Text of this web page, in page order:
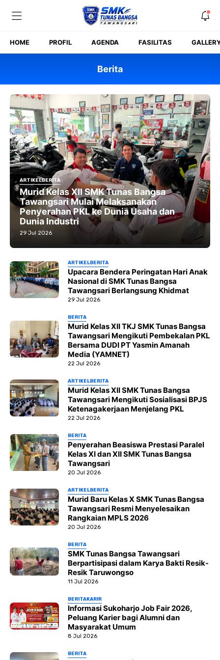
HOME PROFIL AGENDA FASILITAS
Berita
ARTIKELBERITA
Murid Kelas XII SMK Tunas Bangsa
Tawangsari Mulai Melaksanakan
Penyerahan PKL ke Dunia Usaha dan
Dunia Industri
29 Jul 2026
ARTIKELBERITA
Upacara Bendera Peringatan Hari Anak
Nasional di SMK Tunas Bangsa
Tawangsari Berlangsung Khidmat
29 Jul 2026
BERITA
Murid Kelas XII TKJ SMK Tunas Bangsa
Tawangsari Mengikuti Pembekalan PKL
Bersama DUDI PT Yasmin Amanah
Media (YAMNET)
22 Jul 2026
ARTIKELBERITA
Murid Kelas XII SMK Tunas Bangsa
Tawangsari Mengikuti Sosialisasi BPJS
Ketenagakerjaan Menjelang PKL
22 Jul 2026
BERITA
Penyerahan Beasiswa Prestasi Paralel
Kelas XI dan XII SMK Tunas Bangsa
Tawangsari
20 Jul 2026
ARTIKELBERITA
Murid Baru Kelas X SMK Tunas Bangsa
Tawangsari Resmi Menyelesaikan
Rangkaian MPLS 2026
20 Jul 2026
BERITA
SMK Tunas Bangsa Tawangsari
Berpartisipasi dalam Karya Bakti Resik-
Resik Taruwongso
11 Jul 2026
BERITAKARIR
Informasi Sukoharjo Job Fair 2026,
Peluang Karier bagi Alumni dan
Masyarakat Umum
8 Jul 2026
BERITA